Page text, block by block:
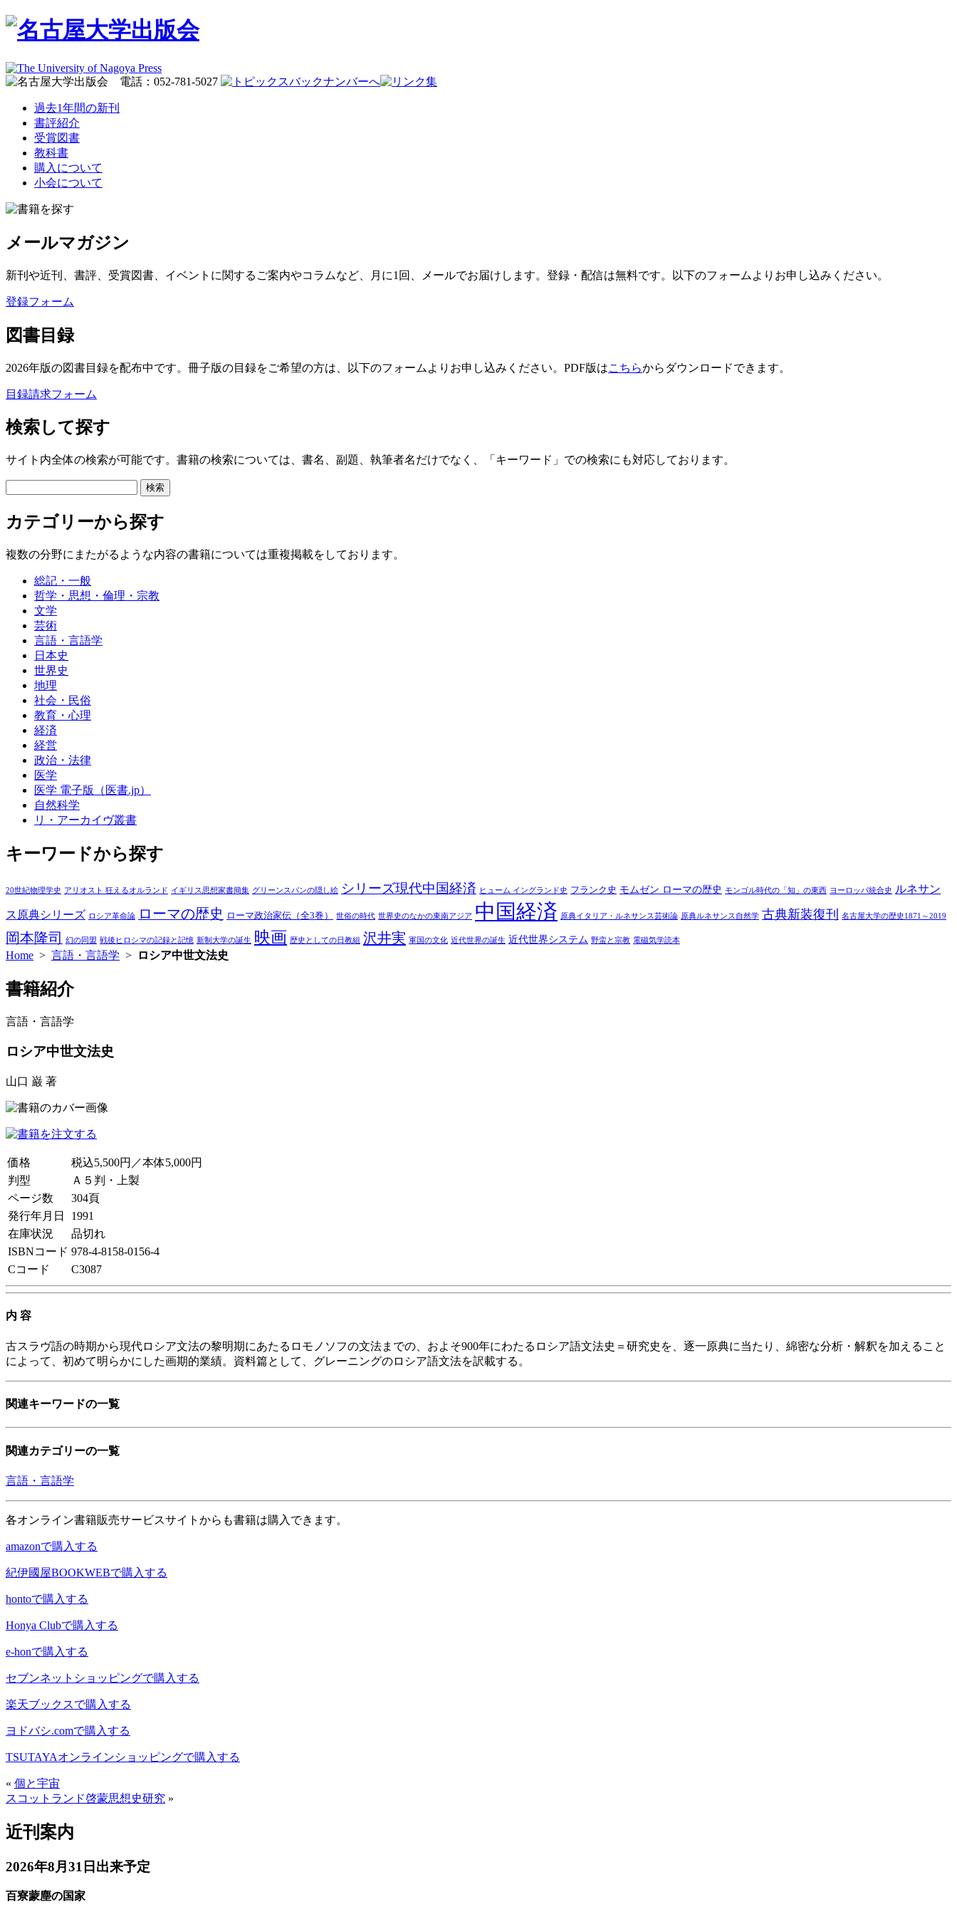
過去1年間の新刊
書評紹介
受賞図書
教科書
購入について
小会について
メールマガジン
新刊や近刊、書評、受賞図書、イベントに関するご案内やコラムなど、月に1回、メールでお届けします。登録・配信は無料です。以下のフォームよりお申し込みください。
登録フォーム
図書目録
2026年版の図書目録を配布中です。冊子版の目録をご希望の方は、以下のフォームよりお申し込みください。PDF版はこちらからダウンロードできます。
目録請求フォーム
検索して探す
サイト内全体の検索が可能です。書籍の検索については、書名、副題、執筆者名だけでなく、「キーワード」での検索にも対応しております。
カテゴリーから探す
複数の分野にまたがるような内容の書籍については重複掲載をしております。
総記・一般
哲学・思想・倫理・宗教
文学
芸術
言語・言語学
日本史
世界史
地理
社会・民俗
教育・心理
経済
経営
政治・法律
医学
医学 電子版（医書.jp）
自然科学
リ・アーカイヴ叢書
キーワードから探す
20世紀物理学史 アリオスト 狂えるオルランド イギリス思想家書簡集 グリーンスパンの隠し絵 シリーズ現代中国経済 ヒューム イングランド史 フランク史 モムゼン ローマの歴史 モンゴル時代の「知」の東西 ヨーロッパ統合史 ルネサン
ス原典シリーズ ロシア革命論 ローマの歴史 ローマ政治家伝（全3巻） 世俗の時代 世界史のなかの東南アジア 中国経済 原典イタリア・ルネサンス芸術論 原典ルネサンス自然学 古典新装復刊 名古屋大学の歴史1871～2019
岡本隆司 幻の同盟 戦後ヒロシマの記録と記憶 新制大学の誕生 映画 歴史としての日教組 沢井実 軍国の文化 近代世界の誕生 近代世界システム 野蛮と宗教 電磁気学読本
Home > 言語・言語学 > ロシア中世文法史
書籍紹介
言語・言語学
ロシア中世文法史
山口 巌 著
価格
税込5,500円／本体5,000円
判型
Ａ５判・上製
ページ数
304頁
発行年月日
1991
在庫状況
品切れ
ISBNコード 978-4-8158-0156-4
Cコード
C3087
内 容
古スラヴ語の時期から現代ロシア文法の黎明期にあたるロモノソフの文法までの、およそ900年にわたるロシア語文法史＝研究史を、逐一原典に当たり、綿密な分析・解釈を加えること
によって、初めて明らかにした画期的業績。資料篇として、グレーニングのロシア語文法を訳載する。
関連キーワードの一覧
関連カテゴリーの一覧
言語・言語学
各オンライン書籍販売サービスサイトからも書籍は購入できます。
amazonで購入する
紀伊國屋BOOKWEBで購入する
hontoで購入する
Honya Clubで購入する
e-honで購入する
セブンネットショッピングで購入する
楽天ブックスで購入する
ヨドバシ.comで購入する
TSUTAYAオンラインショッピングで購入する
« 個と宇宙
スコットランド啓蒙思想史研究 »
近刊案内
2026年8月31日出来予定
百寮蒙塵の国家